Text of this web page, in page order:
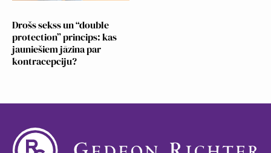
Drošs sekss un “double
protection” princips: kas
jauniešiem jāzina par
kontracepciju?